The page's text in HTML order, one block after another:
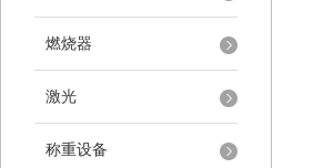
燃烧器
激光
称重设备